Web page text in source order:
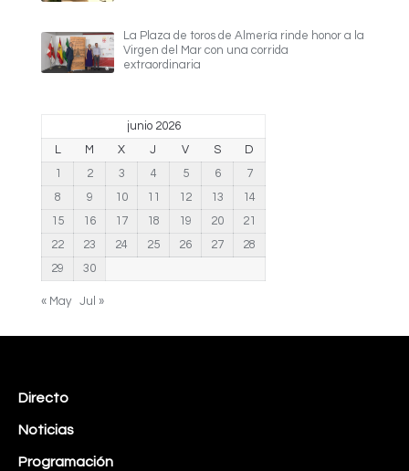
La Plaza de toros de Almería rinde honor a la
Virgen del Mar con una corrida
extraordinaria
junio 2026
L
M X J V S
D
1
2 3 4 5 6
7
8
9 10 11 12 13
14
15
16 17 18 19 20
21
22
23 24 25 26 27
28
29
30
« May Jul »
Directo
Noticias
Programación